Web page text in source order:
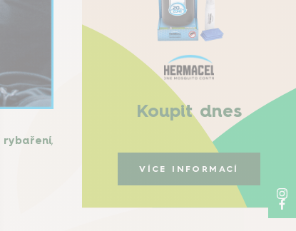
rybaření,
Koupit dnes
VÍCE INFORMACÍ